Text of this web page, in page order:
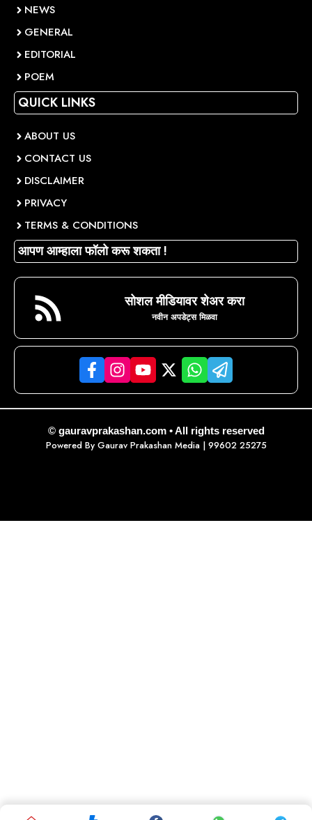
NEWS
GENERAL
EDITORIAL
POEM
QUICK LINKS
ABOUT US
CONTACT US
DISCLAIMER
PRIVACY
TERMS & CONDITIONS
आपण आम्हाला फॉलो करू शकता !
सोशल मीडियावर शेअर करा
नवीन अपडेट्स मिळवा
© gauravprakashan.com • All rights reserved
Powered By Gaurav Prakashan Media| 99602 25275